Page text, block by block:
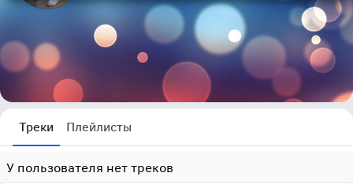
Треки Плейлисты
У пользователя нет треков